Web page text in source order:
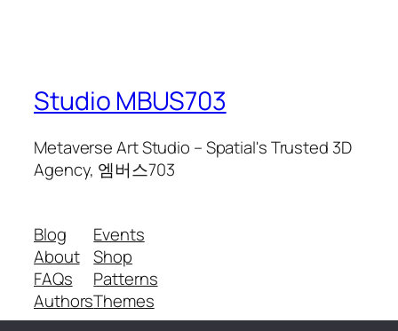
Studio MBUS703
Metaverse Art Studio – Spatial's Trusted 3D
Agency, 엠버스703
Blog
About
FAQs
Authors
Events
Shop
Patterns
Themes